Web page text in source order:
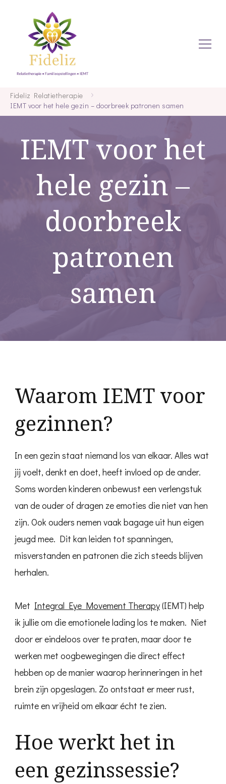
Fideliz
Fideliz Relatietherapie
IEMT voor het hele gezin – doorbreek patronen samen
IEMT voor het
hele gezin –
doorbreek
patronen
samen
Waarom IEMT voor
gezinnen?
In een gezin staat niemand los van elkaar. Alles wat
jij voelt, denkt en doet, heeft invloed op de ander.
Soms worden kinderen onbewust een verlengstuk
van de ouder of dragen ze emoties die niet van hen
zijn. Ook ouders nemen vaak bagage uit hun eigen
jeugd mee. Dit kan leiden tot spanningen,
misverstanden en patronen die zich steeds blijven
herhalen.
Met Integral Eye Movement Therapy(IEMT) help
ik jullie om die emotionele lading los te maken. Niet
door er eindeloos over te praten, maar door te
werken met oogbewegingen die direct effect
hebben op de manier waarop herinneringen in het
brein zijn opgeslagen. Zo ontstaat er meer rust,
ruimte en vrijheid om elkaar écht te zien.
Hoe werkt het in
een gezinssessie?